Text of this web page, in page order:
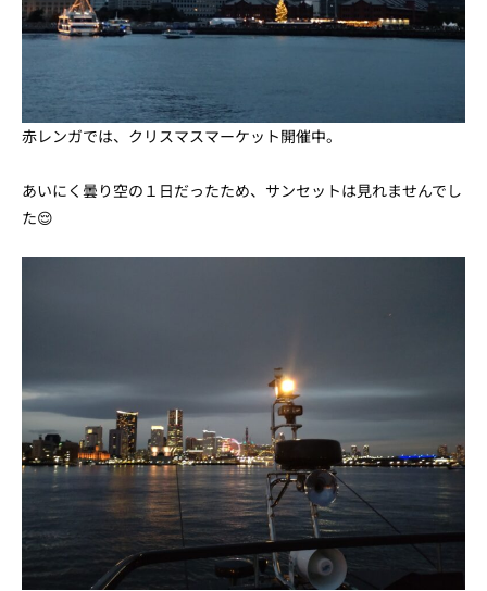
赤レンガでは、クリスマスマーケット開催中。
あいにく曇り空の１日だったため、サンセットは見れませんでし
た😌